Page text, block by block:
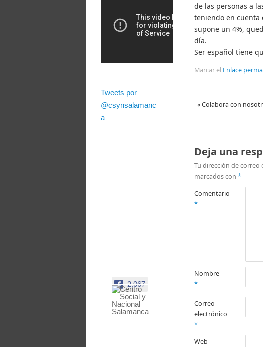
de las personas a
teniendo en cuenta
supone un 4%,
día.
Ser español tiene
Marcar el Enlace
«Colabora con
Deja una
Tu dirección de
marcados con *
Comentario
*
Nombre
*
Correo
electrónico
*
Web
Tweets por
@csynsalamanc
a
2,067
Centro
Social y
Nacional
Salamanca